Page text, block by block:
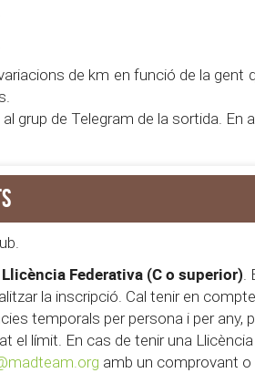
de km en funció de la gent
grup de Telegram de la sortida. En
Llicència Federativa (C o superior).
la inscripció. Cal tenir en
temporals per persona i per
el límit. En cas de tenir una
amb un comprovant o